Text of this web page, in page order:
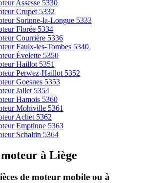
Assesse 5330
Crupet 5332
Sorinne-la-Longue 5333
Florée 5334
Courrière 5336
Faulx-les-Tombes 5340
Évelette 5350
Haillot 5351
Perwez-Haillot 5352
Goesnes 5353
Jallet 5354
Hamois 5360
Mohiville 5361
Achet 5362
Emptinne 5363
Schaltin 5364
à Liège
de moteur mobile ou à